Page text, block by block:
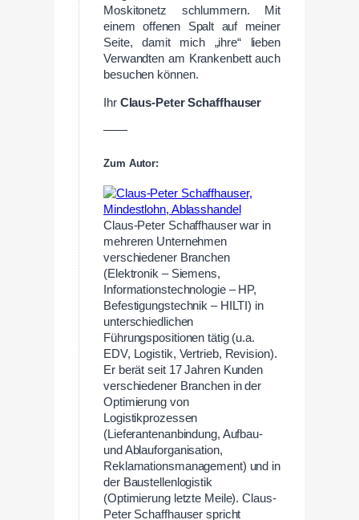
Moskitonetz schlummern. Mit
einem offenen Spalt auf meiner
Seite, damit mich „ihre“ lieben
Verwandten am Krankenbett auch
besuchen können.
Ihr Claus-Peter Schaffhauser
——
Zum Autor:
Claus-Peter Schaffhauser war in
mehreren Unternehmen
verschiedener Branchen
(Elektronik – Siemens,
Informationstechnologie – HP,
Befestigungstechnik – HILTI) in
unterschiedlichen
Führungspositionen tätig (u.a.
EDV, Logistik, Vertrieb, Revision).
Er berät seit 17 Jahren Kunden
verschiedener Branchen in der
Optimierung von
Logistikprozessen
(Lieferantenanbindung, Aufbau-
und Ablauforganisation,
Reklamationsmanagement) und in
der Baustellenlogistik
(Optimierung letzte Meile). Claus-
Peter Schaffhauser spricht